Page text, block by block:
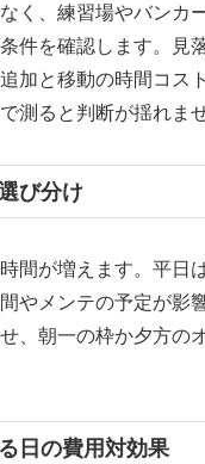
く、練習場やバンカ
件を確認します。見
加と移動の時間コス
測ると判断が揺れま
び分け
間が増えます。平日
やメンテの予定が影
、朝一の枠か夕方の
日の費用対効果